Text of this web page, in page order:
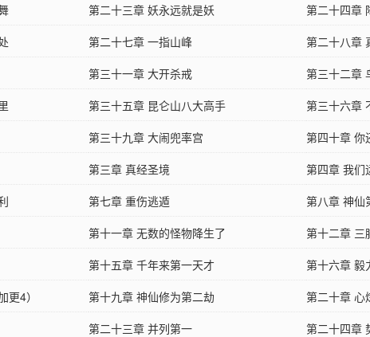
第二十三章 妖永远就是妖 第二十四章
第二十七章 一指山峰 第二十八章
第三十一章 大开杀戒 第三十二章
第三十五章 昆仑山八大高手 第三十六章
第三十九章 大闹兜率宫 第四十章 你
第三章 真经圣境 第四章 我们
第七章 重伤逃遁 第八章 神仙
第十一章 无数的怪物降生了 第十二章 三
第十五章 千年来第一天才 第十六章 毅
4）
第十九章 神仙修为第二劫 第二十章 心
第二十三章 并列第一 第二十四章